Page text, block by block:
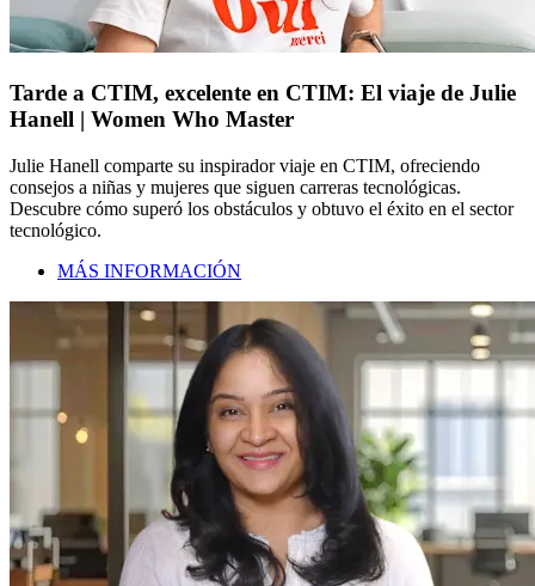
Tarde a CTIM, excelente en CTIM: El viaje de Julie
Hanell | Women Who Master
Julie Hanell comparte su inspirador viaje en CTIM, ofreciendo
consejos a niñas y mujeres que siguen carreras tecnológicas.
Descubre cómo superó los obstáculos y obtuvo el éxito en el sector
tecnológico.
MÁS INFORMACIÓN